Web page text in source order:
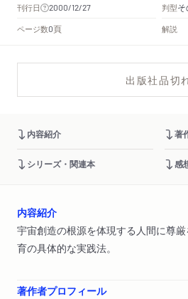
刊行日
2000/12/27 判型
ページ数0頁 解説
出版社品切
内容紹介 著
シリーズ・関連本 感
内容紹介
宇宙創造の根源を体現する人間に尊
育の具体的な実践法。
著作者プロフィール